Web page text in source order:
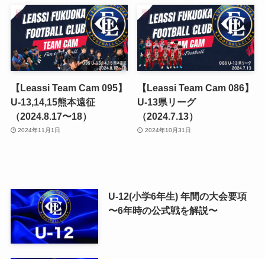
【Leassi Team Cam 095】
U-13,14,15熊本遠征
（2024.8.17〜18）
2024年11月1日
【Leassi Team Cam 086】
U-13県リーグ
（2024.7.13）
2024年10月31日
U-12(小学6年生) 年間の大会要項
〜6年時の公式戦を解説〜